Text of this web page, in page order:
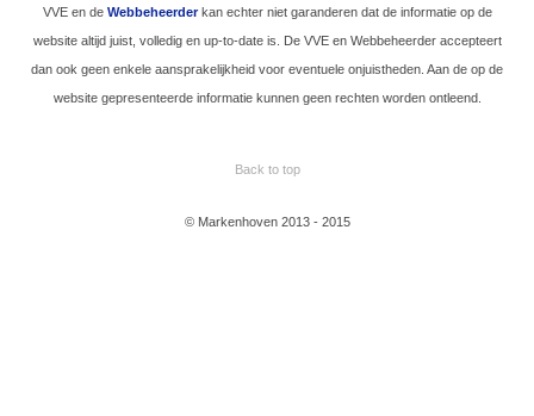
VVE en de Webbeheerderkan echter niet garanderen dat de informatie op de
website altijd juist, volledig en up-to-date is. De VVE en Webbeheerder accepteert
dan ook geen enkele aansprakelijkheid voor eventuele onjuistheden. Aan de op de
website gepresenteerde informatie kunnen geen rechten worden ontleend.
Back to top
© Markenhoven 2013 - 2015